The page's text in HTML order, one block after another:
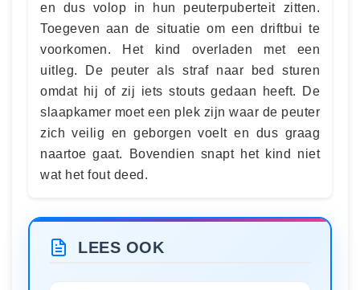
en dus volop in hun peuterpuberteit zitten.
Toegeven aan de situatie om een driftbui te
voorkomen. Het kind overladen met een
uitleg. De peuter als straf naar bed sturen
omdat hij of zij iets stouts gedaan heeft. De
slaapkamer moet een plek zijn waar de peuter
zich veilig en geborgen voelt en dus graag
naartoe gaat. Bovendien snapt het kind niet
wat het fout deed.
LEES OOK